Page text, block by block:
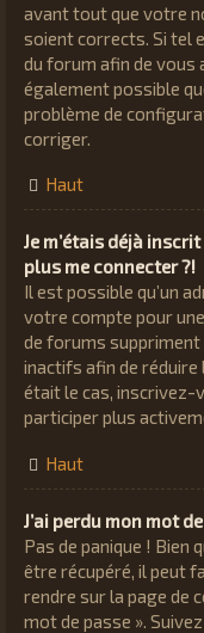
avant tout que votre
soient corrects. Si tel
du forum afin de vous
également possible
problème de
corriger.
Haut
Je m’étais déjà
plus me connecter ?!
Il est possible qu’un
votre compte pour
de forums
inactifs afin de réduire
était le cas, inscrivez-
participer plus
Haut
J’ai perdu mon mot
Pas de panique ! Bien
être récupéré, il peut
rendre sur la page de
mot de passe ».